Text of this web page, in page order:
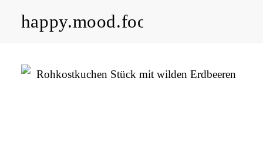
happy.mood.food
Rezepte